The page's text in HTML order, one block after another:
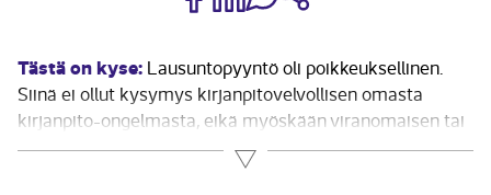
Tästä on kyse: Lausuntopyyntö oli poikkeuksellinen.
Siinä ei ollut kysymys kirjanpitovelvollisen omasta
kirjanpito-ongelmasta, eikä myöskään viranomaisen tai
kirjanpitovelvollisia edustavan yhteisön
lausuntopyynnöstä. Lausunto liittyi opinnäytetyöhön,
Lue lisää